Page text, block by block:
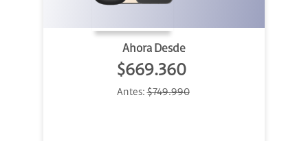
Ahora Desde
$669.360
Antes:$749.990